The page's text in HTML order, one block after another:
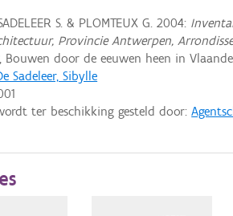
S. & PLOMTEUX G. 2004:
Provincie Antwerpen,
, Bouwen door de eeuwen heen in
Sadeleer, Sibylle
ter beschikking gesteld door: